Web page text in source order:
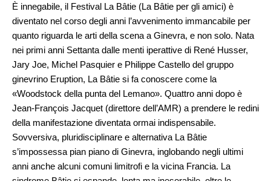
È innegabile, il Festival La Bâtie (La Bâtie per gli amici) è
diventato nel corso degli anni l’avvenimento immancabile per
quanto riguarda le arti della scena a Ginevra, e non solo. Nata
nei primi anni Settanta dalle menti iperattive di René Husser,
Jary Joe, Michel Pasquier e Philippe Castello del gruppo
ginevrino Eruption, La Bâtie si fa conoscere come la
«Woodstock della punta del Lemano». Quattro anni dopo è
Jean-François Jacquet (direttore dell’AMR) a prendere le redini
della manifestazione diventata ormai indispensabile.
Sovversiva, pluridisciplinare e alternativa La Bâtie
s’impossessa pian piano di Ginevra, inglobando negli ultimi
anni anche alcuni comuni limitrofi e la vicina Francia. La
sindrome Bâtie si espande, lenta ma inesorabile, oltre le